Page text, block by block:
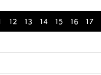
12 13 14 15 16 17